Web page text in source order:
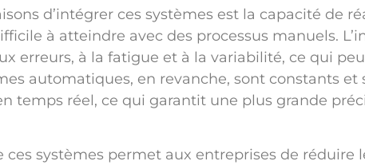
d’intégrer ces systèmes est la capacité de
à atteindre avec des processus manuels.
erreurs, à la fatigue et à la variabilité, ce qui
automatiques, en revanche, sont constants
temps réel, ce qui garantit une plus grande
ces systèmes permet aux entreprises de réduire